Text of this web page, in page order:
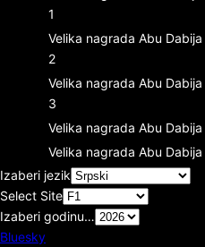
1
Velika nagrada Abu Dabija
2
Velika nagrada Abu Dabija
3
Velika nagrada Abu Dabija
Velika nagrada Abu Dabija
Izaberi jezik
Select Site
Izaberi godinu…
Bluesky